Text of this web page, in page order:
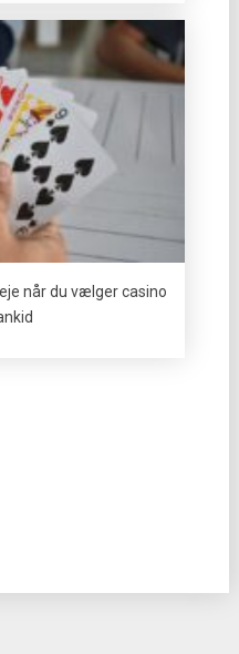
når du vælger casino